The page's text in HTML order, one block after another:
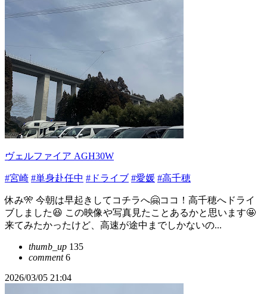
ヴェルファイア AGH30W
#宮崎 #単身赴任中 #ドライブ #愛媛 #高千穂
休み🎌 今朝は早起きしてコチラへ🤗ココ！高千穂へドライ
ブしました😆 この映像や写真見たことあるかと思います🤩
来てみたかったけど、高速が途中までしかないの...
thumb_up 135
comment6
2026/03/05 21:04